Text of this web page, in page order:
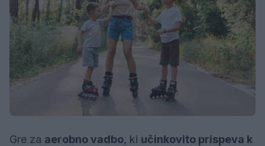
Gre za aerobno vadbo, ki učinkovito prispeva k